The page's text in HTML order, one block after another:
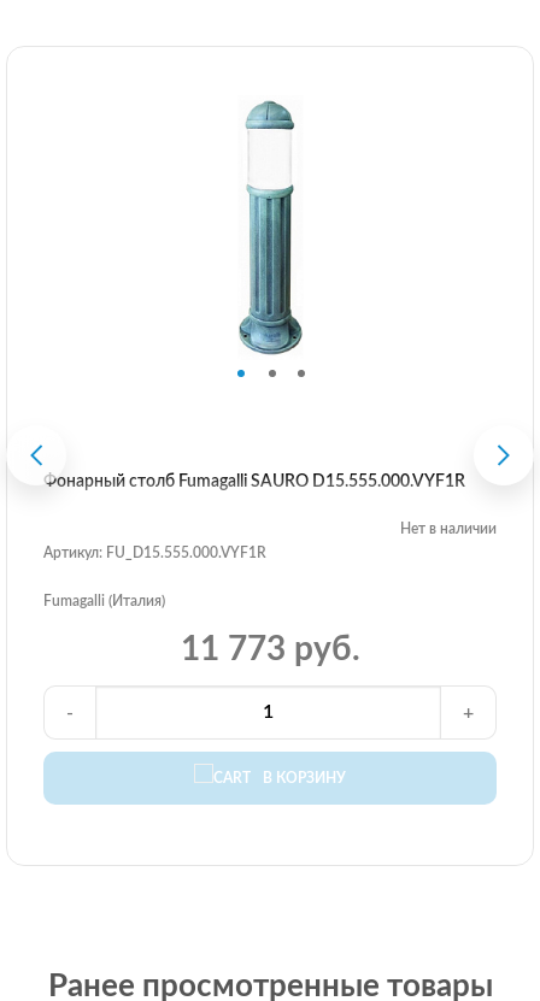
Фонарный столб Fumagalli SAURO D15.555.000.VYF1R
Нет в наличии
Артикул: FU_D15.555.000.VYF1R
Fumagalli (Италия)
11 773 руб.
В КОРЗИНУ
- +
Ранее просмотренные товары